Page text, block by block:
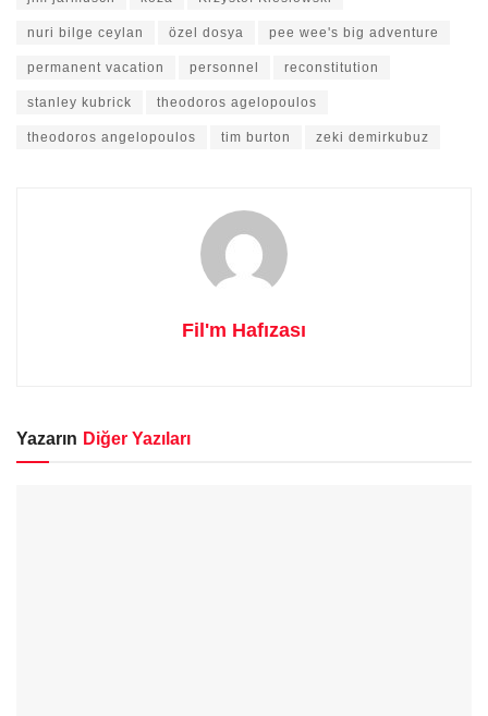
nuri bilge ceylan özel dosya pee wee's big adventure
permanent vacation personnel reconstitution
stanley kubrick theodoros agelopoulos
theodoros angelopoulos tim burton zeki demirkubuz
Fil'm Hafızası
Yazarın Diğer Yazıları